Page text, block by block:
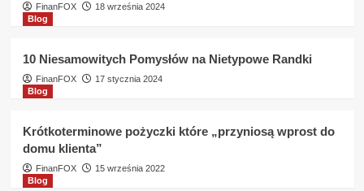
FinanFOX
18 września 2024
Blog
10 Niesamowitych Pomysłów na Nietypowe Randki
FinanFOX
17 stycznia 2024
Blog
Krótkoterminowe pożyczki które „przyniosą wprost do
domu klienta”
FinanFOX
15 września 2022
Blog